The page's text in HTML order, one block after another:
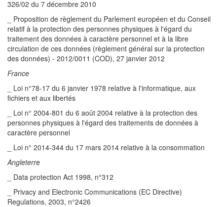
326/02 du 7 décembre 2010
_ Proposition de règlement du Parlement européen et du Conseil
relatif à la protection des personnes physiques à l'égard du
traitement des données à caractère personnel et à la libre
circulation de ces données (règlement général sur la protection
des données) - 2012/0011 (COD), 27 janvier 2012
France
_ Loi n°78-17 du 6 janvier 1978 relative à l'informatique, aux
fichiers et aux libertés
_ Loi n° 2004-801 du 6 août 2004 relative à la protection des
personnes physiques à l'égard des traitements de données à
caractère personnel
_ Loi n° 2014-344 du 17 mars 2014 relative à la consommation
Angleterre
_ Data protection Act 1998, n°312
_ Privacy and Electronic Communications (EC Directive)
Regulations, 2003, n°2426